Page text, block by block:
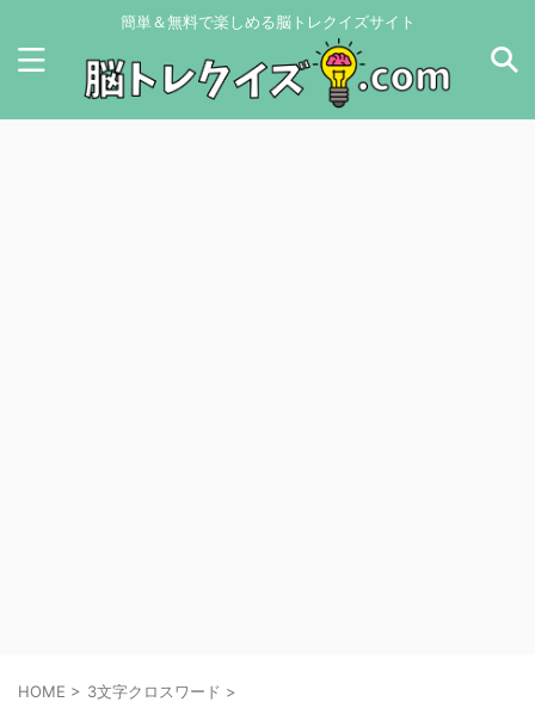
簡単＆無料で楽しめる脳トレクイズサイト
HOME > 3文字クロスワード >